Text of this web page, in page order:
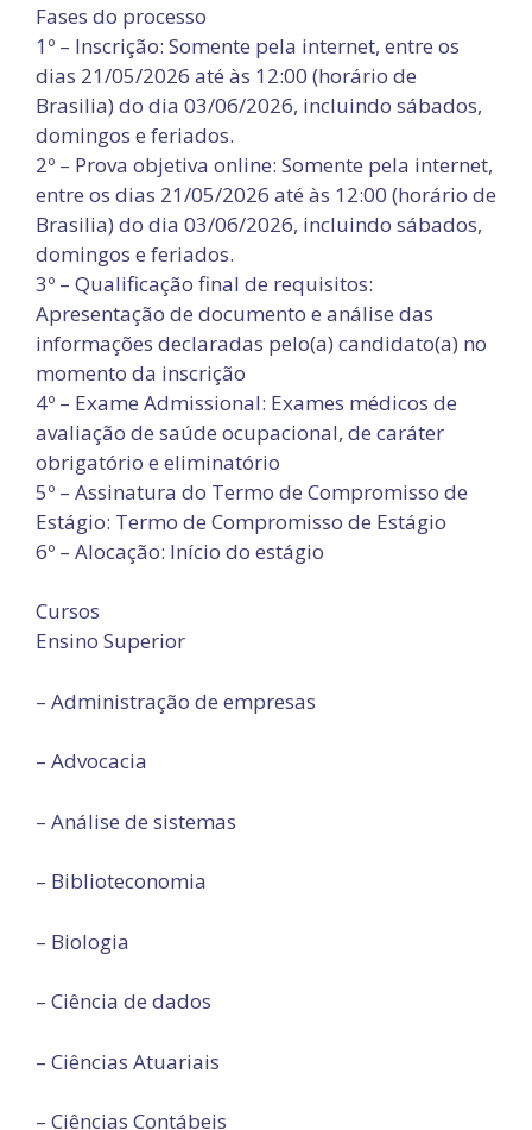
Fases do processo
1º – Inscrição: Somente pela internet, entre os
dias 21/05/2026 até às 12:00 (horário de
Brasilia) do dia 03/06/2026, incluindo sábados,
domingos e feriados.
2º – Prova objetiva online: Somente pela internet,
entre os dias 21/05/2026 até às 12:00 (horário de
Brasilia) do dia 03/06/2026, incluindo sábados,
domingos e feriados.
3º – Qualificação final de requisitos:
Apresentação de documento e análise das
informações declaradas pelo(a) candidato(a) no
momento da inscrição
4º – Exame Admissional: Exames médicos de
avaliação de saúde ocupacional, de caráter
obrigatório e eliminatório
5º – Assinatura do Termo de Compromisso de
Estágio: Termo de Compromisso de Estágio
6º – Alocação: Início do estágio
Cursos
Ensino Superior
– Administração de empresas
– Advocacia
– Análise de sistemas
– Biblioteconomia
– Biologia
– Ciência de dados
– Ciências Atuariais
– Ciências Contábeis